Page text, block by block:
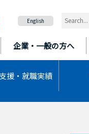
企業・一般の方へ
援・ 就職実績
English